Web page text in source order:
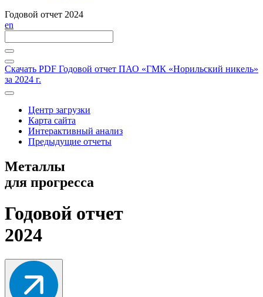
Годовой отчет 2024
en
Скачать PDF Годовой отчет ПАО «ГМК «Норильский никель»
за 2024 г.
Центр загрузки
Карта сайта
Интерактивный анализ
Предыдущие отчеты
Металлы
для прогресса
Годовой отчет
2024